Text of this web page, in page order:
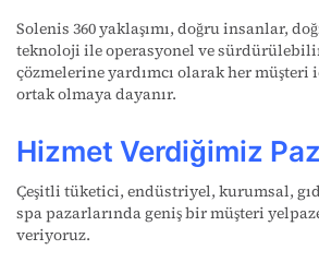
Solenis 360 yaklaşımı, doğru insanlar,
teknoloji ile operasyonel ve
çözmelerine yardımcı olarak her
ortak olmaya dayanır.
Hizmet Verdiğimiz
Çeşitli tüketici, endüstriyel, kurumsal,
spa pazarlarında geniş bir müşteri
veriyoruz.